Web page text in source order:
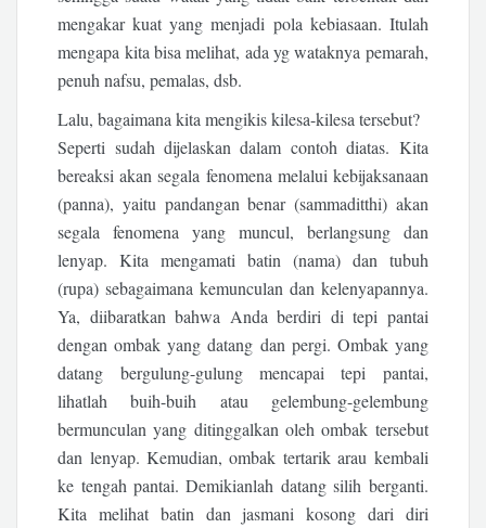
mengakar kuat yang menjadi pola kebiasaan. Itulah
mengapa kita bisa melihat, ada yg wataknya pemarah,
penuh nafsu, pemalas, dsb.
Lalu, bagaimana kita mengikis kilesa-kilesa tersebut?
Seperti sudah dijelaskan dalam contoh diatas. Kita
bereaksi akan segala fenomena melalui kebijaksanaan
(panna), yaitu pandangan benar (sammaditthi) akan
segala fenomena yang muncul, berlangsung dan
lenyap. Kita mengamati batin (nama) dan tubuh
(rupa) sebagaimana kemunculan dan kelenyapannya.
Ya, diibaratkan bahwa Anda berdiri di tepi pantai
dengan ombak yang datang dan pergi. Ombak yang
datang bergulung-gulung mencapai tepi pantai,
lihatlah buih-buih atau gelembung-gelembung
bermunculan yang ditinggalkan oleh ombak tersebut
dan lenyap. Kemudian, ombak tertarik arau kembali
ke tengah pantai. Demikianlah datang silih berganti.
Kita melihat batin dan jasmani kosong dari diri